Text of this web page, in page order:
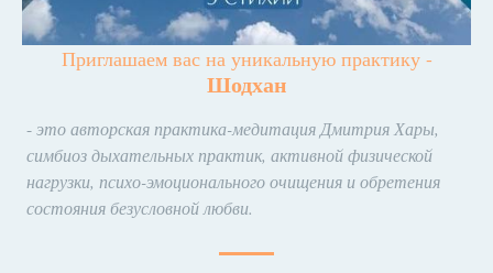
Приглашаем вас на уникальную практику -
Шодхан
-это авторская практика-медитация Дмитрия Хары,
симбиоз дыхательных практик, активной физической
нагрузки, психо-эмоционального очищения и обретения
состояния безусловной любви.